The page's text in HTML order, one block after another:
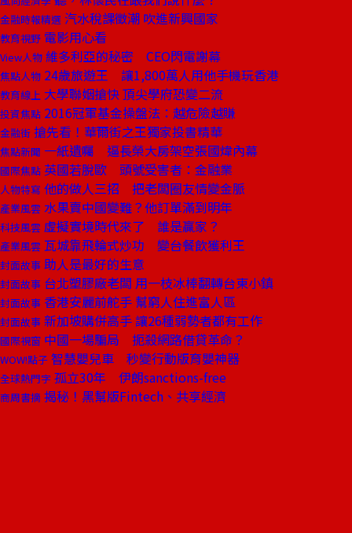
金融時報精選 汽水稅課徵潮 吹進新興國家
教育視野 電影用心看
View人物 維多利亞的秘密 CEO閃電謝幕
焦點人物 24歲旅遊王 讓1,800萬人用他手機玩香港
教育線上 大學聯姻搶快 頂尖學府恐變二流
投資焦點 2016冠軍基金操盤法：越危險越賺
金融街 搶先看！華爾街之王獨家投書精華
焦點新聞 一紙遺囑 逼長榮大房架空張國煒內幕
國際焦點 英國若脫歐 頭號受害者：金融業
人物特寫 他的做人三招 把老闆圈友情變金脈
產業風雲 水果賣中國變難？他訂單滿到明年
科技風雲 虛擬實境時代來了 誰是贏家？
產業風雲 瓦城靠飛輪式炒功 變台餐飲獲利王
封面故事 助人是最好的生意
封面故事 台北塑膠廠老闆 用一枝冰棒翻轉台東小鎮
封面故事 香港安麗前舵手 幫窮人住進富人區
封面故事 新加坡購併高手 讓26種弱勢者都有工作
國際視窗 中國一場騙局 扼殺網路借貸革命？
WOW!點子 智慧嬰兒車 秒變行動版育嬰神器
全球熱門字 孤立30年 伊朗sanctions-free
商周書摘 揭秘！黑幫版Fintech、共享經濟